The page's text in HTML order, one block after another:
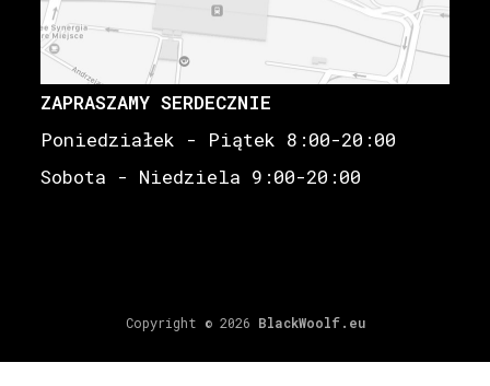
ZAPRASZAMY SERDECZNIE
Poniedziałek - Piątek 8:00-20:00
Sobota - Niedziela 9:00-20:00
Copyright © 2026 BlackWoolf.eu